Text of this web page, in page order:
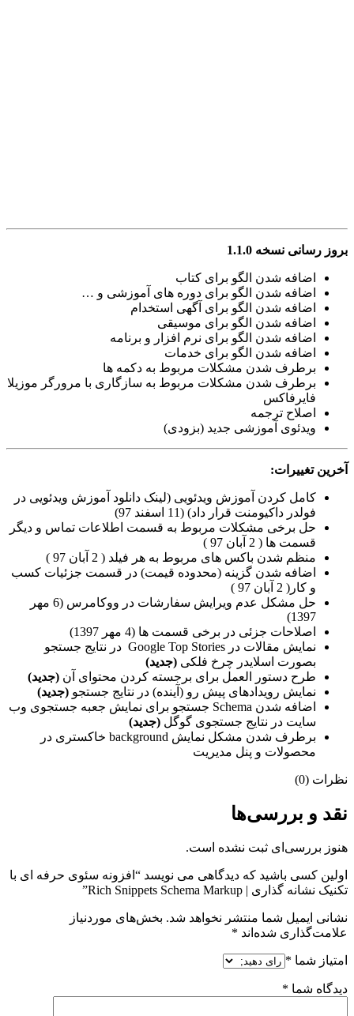
بروز رسانی نسخه 1.1.0
اضافه شدن الگو برای کتاب
اضافه شدن الگو برای دوره های آموزشی و …
اضافه شدن الگو برای آگهی استخدام
اضافه شدن الگو برای موسیقی
اضافه شدن الگو برای نرم افزار و برنامه
اضافه شدن الگو برای خدمات
برطرف شدن مشکلات مربوط به دکمه ها
برطرف شدن مشکلات مربوط به سازگاری با مرورگر موزیلا
فایرفاکس
اصلاح ترجمه
ویدئوی آموزشی جدید (بزودی)
آخرین تغییرات:
کامل کردن آموزش ویدئویی (لینک دانلود آموزش ویدئویی در
فولدر داکیومنت قرار داد) (11 اسفند 97)
حل برخی مشکلات مربوط به قسمت اطلاعات تماس و دیگر
قسمت ها ( 2 آبان 97 )
منظم شدن باکس های مربوط به هر فیلد ( 2 آبان 97 )
اضافه شدن گزینه (محدوده قیمت) در قسمت جزئیات کسب
و کار( 2 آبان 97 )
حل مشکل عدم ویرایش سفارشات در ووکامرس (6 مهر
1397)
اصلاحات جزئی در برخی قسمت ها (4 مهر 1397)
نمایش مقالات در Google Top Stories در نتایج جستجو
بصورت اسلایدر چرخ فلکی (جدید)
طرح دستور العمل برای برجسته کردن محتوای آن (جدید)
نمایش رویدادهای پیش رو (آینده) در نتایج جستجو (جدید)
اضافه شدن Schema جستجو برای نمایش جعبه جستجوی وب
سایت در نتایج جستجوی گوگل (جدید)
برطرف شدن مشکل نمایش background خاکستری در
محصولات و پنل مدیریت
نظرات (0)
نقد و بررسی‌ها
هنوز بررسی‌ای ثبت نشده است.
اولین کسی باشید که دیدگاهی می نویسد “افزونه سئوی حرفه ای با
تکنیک نشانه گذاری | Rich Snippets Schema Markup”
نشانی ایمیل شما منتشر نخواهد شد. بخش‌های موردنیاز
علامت‌گذاری شده‌اند *
امتیاز شما *
دیدگاه شما *